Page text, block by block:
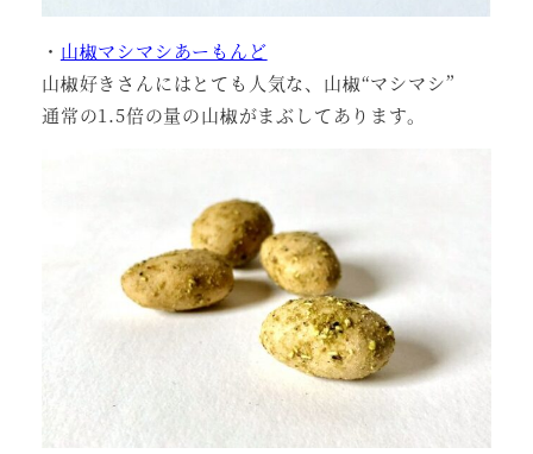
・ 山椒マシマシあーもんど
山椒好きさんにはとても人気な、山椒“マシマシ”
通常の1.5倍の量の山椒がまぶしてあります。